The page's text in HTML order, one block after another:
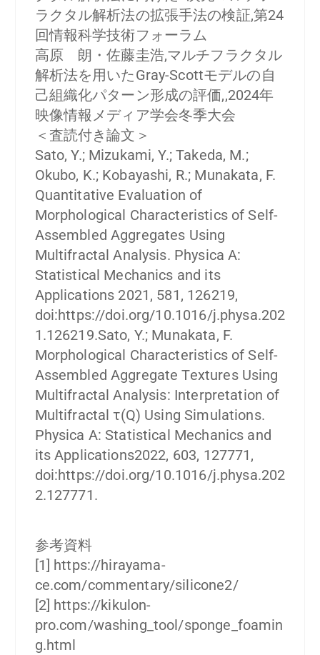
ラクタル解析法の拡張手法の検証,第24
回情報科学技術フォーラム
高原 朗・佐藤圭浩,マルチフラクタル
解析法を用いたGray-Scottモデルの自
己組織化パターン形成の評価,,2024年
映像情報メディア学会冬季大会
＜査読付き論文＞
Sato, Y.; Mizukami, Y.; Takeda, M.;
Okubo, K.; Kobayashi, R.; Munakata, F.
Quantitative Evaluation of
Morphological Characteristics of Self-
Assembled Aggregates Using
Multifractal Analysis. Physica A:
Statistical Mechanics and its
Applications 2021, 581, 126219,
doi:https://doi.org/10.1016/j.physa.202
1.126219.Sato, Y.; Munakata, F.
Morphological Characteristics of Self-
Assembled Aggregate Textures Using
Multifractal Analysis: Interpretation of
Multifractal τ(Q) Using Simulations.
Physica A: Statistical Mechanics and
its Applications2022, 603, 127771,
doi:https://doi.org/10.1016/j.physa.202
2.127771.
参考資料
[1] https://hirayama-
ce.com/commentary/silicone2/
[2] https://kikulon-
pro.com/washing_tool/sponge_foamin
g.html